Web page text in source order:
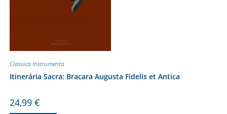
Classica Instrumenta
Itinerária Sacra: Bracara Augusta Fidelis et Antica
24,99 €